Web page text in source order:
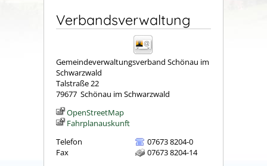
Verbandsverwaltung
Gemeindeverwaltungsverband Schönau im
Schwarzwald
Talstraße 22
79677 Schönau im Schwarzwald
OpenStreetMap
Fahrplanauskunft
Telefon
07673 8204-0
Fax
07673 8204-14